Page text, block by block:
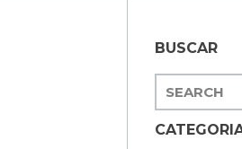
BUSCAR
E
A